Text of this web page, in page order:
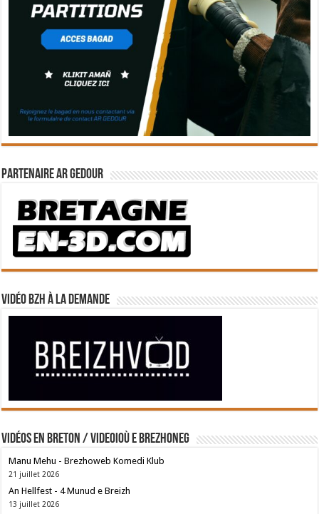
Partenaire Ar Gedour
Vidéo BZH à la demande
Vidéos en breton / Videoioù e brezhoneg
Manu Mehu - Brezhoweb Komedi Klub
21 juillet 2026
An Hellfest - 4 Munud e Breizh
13 juillet 2026